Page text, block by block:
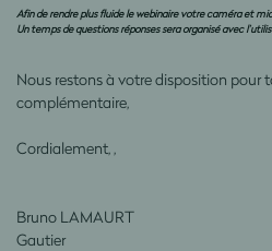
Afin de rendre plus fluide le webinaire votre caméra et
Un temps de questions réponses sera organisé avec
Nous restons à votre disposition pour
complémentaire,
Cordialement, ,
Bruno
Gautier